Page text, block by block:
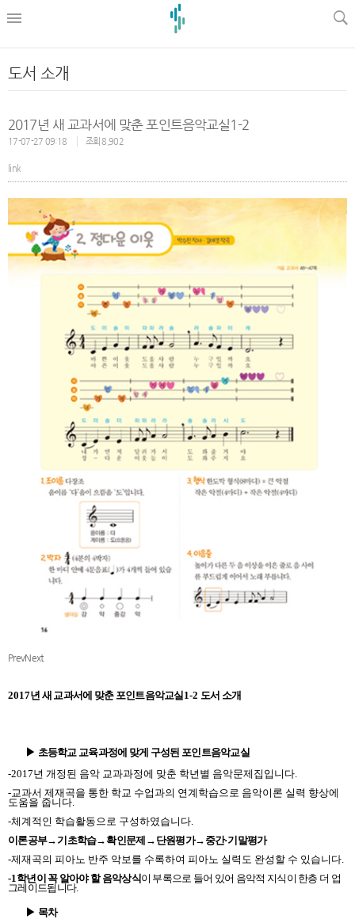
도서 소개
2017년 새 교과서에 맞춘 포인트음악교실1-2
17-07-27 09:18 조회 8,902
link
PrevNext
2017년 새 교과서에 맞춘 포인트음악교실1-2 도서 소개
▶ 초등학교 교육과정에 맞게 구성된 포인트음악교실
-2017년 개정된 음악 교과과정에 맞춘 학년별 음악문제집입니다.
-교과서 제재곡을 통한 학교 수업과의 연계학습으로 음악이론 실력 향상에
도움을 줍니다.
-체계적인 학습활동으로 구성하였습니다.
이론공부→ 기초학습→확인문제 → 단원평가→ 중간·기말평가
-제재곡의 피아노 반주 악보를 수록하여 피아노 실력도 완성할 수 있습니다.
-1학년이 꼭 알아야 할 음악상식이 부록으로 들어 있어 음악적 지식이 한층 더 업
그레이드됩니다.
▶ 목차